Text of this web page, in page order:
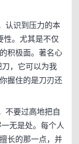
识到压力的本
性。尤其是不仅
积极面。著名心
刀，它可以为我
握住的是刀刃还
要过高地把自
无是处。每个人
长的那一点，并